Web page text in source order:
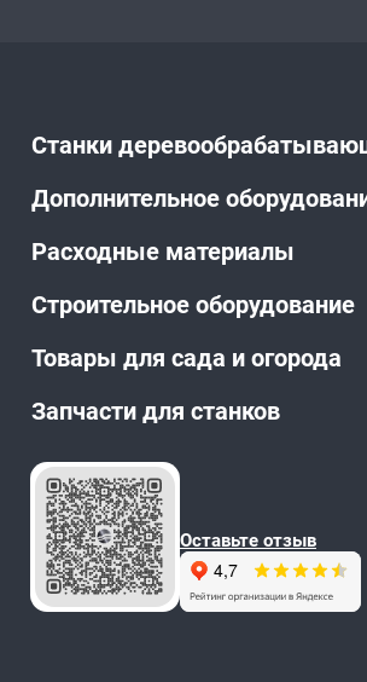
Станки
Дополнительное
Расходные материалы
Строительное оборудование
Товары для сада и огорода
Запчасти для станков
Оставьте отзыв